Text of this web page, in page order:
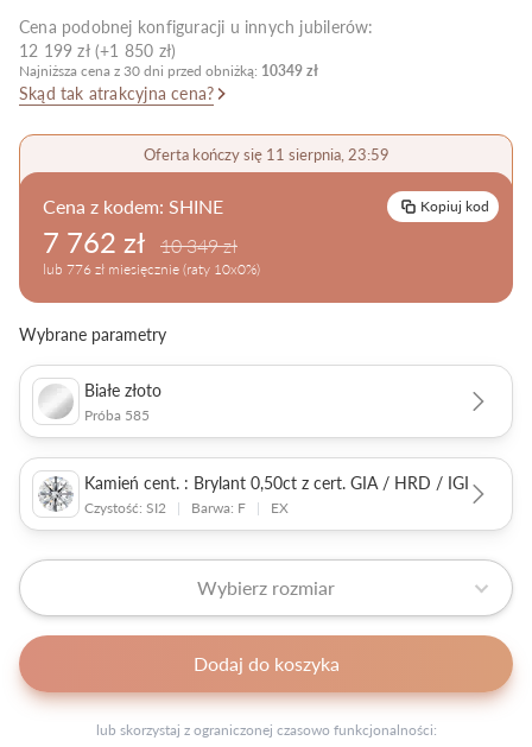
Pielęgnacja biżuterii
Cena podobnej konfiguracji u innych jubilerów:
12 199 zł (+1 850 zł)
Najniższa cena z 30 dni przed obniżką: 10349 zł
Skąd tak atrakcyjna cena?
Oferta kończy się 11 sierpnia, 23:59
Cena z kodem: SHINE Kopiuj kod
7 762 zł 10 349 zł
lub 776 zł miesięcznie (raty 10x0%)
Wybrane parametry
Białe złoto
Próba 585
Kamień cent. : Brylant 0,50ct z cert. GIA / HRD / IGI
Czystość: SI2 | Barwa: F | EX
Wybierz rozmiar
Dodaj do koszyka
lub skorzystaj z ograniczonej czasowo funkcjonalności: